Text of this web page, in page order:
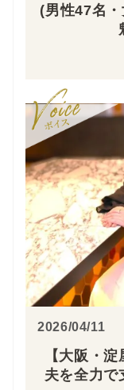
(男性47名
2026/04/11
【大阪・
夫を全力で